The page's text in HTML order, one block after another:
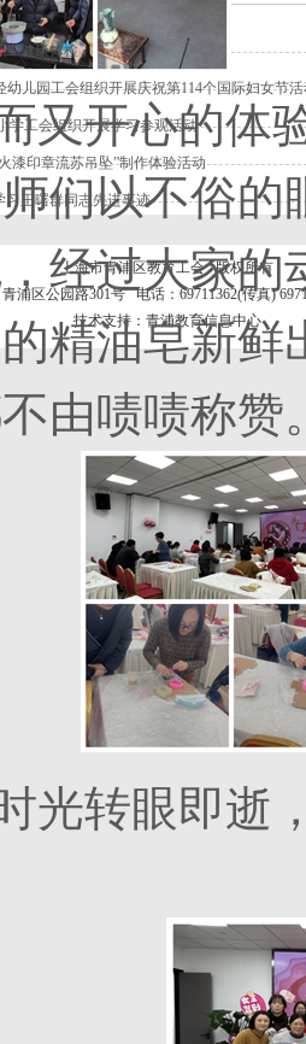
又开心的体
们以不俗的
经过大家的
精油皂新鲜
由啧啧称赞
光转眼即逝
工健康体检
儿园工会组织开展庆祝第114个国际妇女节活
工会组织开展学习参观活动
漆印章流苏吊坠”制作体验活动
习王曙群同志先进事迹
上海市青浦区教育工会 版权所有
浦区公园路301号 电话：69711362(传真)
技术支持：青浦教育信息中心